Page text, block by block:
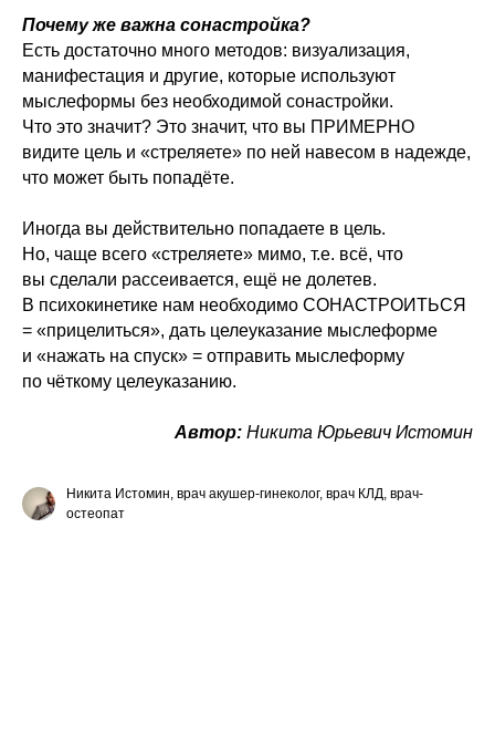
Почему же важна сонастройка?
Есть достаточно много методов: визуализация,
манифестация и другие, которые используют
мыслеформы без необходимой сонастройки.
Что это значит? Это значит, что вы ПРИМЕРНО
видите цель и «стреляете» по ней навесом в надежде,
что может быть попадёте.
Иногда вы действительно попадаете в цель.
Но, чаще всего «стреляете» мимо, т.е. всё, что
вы сделали рассеивается, ещё не долетев.
В психокинетике нам необходимо СОНАСТРОИТЬСЯ
= «прицелиться», дать целеуказание мыслеформе
и «нажать на спуск» = отправить мыслеформу
по чёткому целеуказанию.
Автор: Никита Юрьевич Истомин
Никита Истомин, врач акушер-гинеколог, врач КЛД, врач-
остеопат